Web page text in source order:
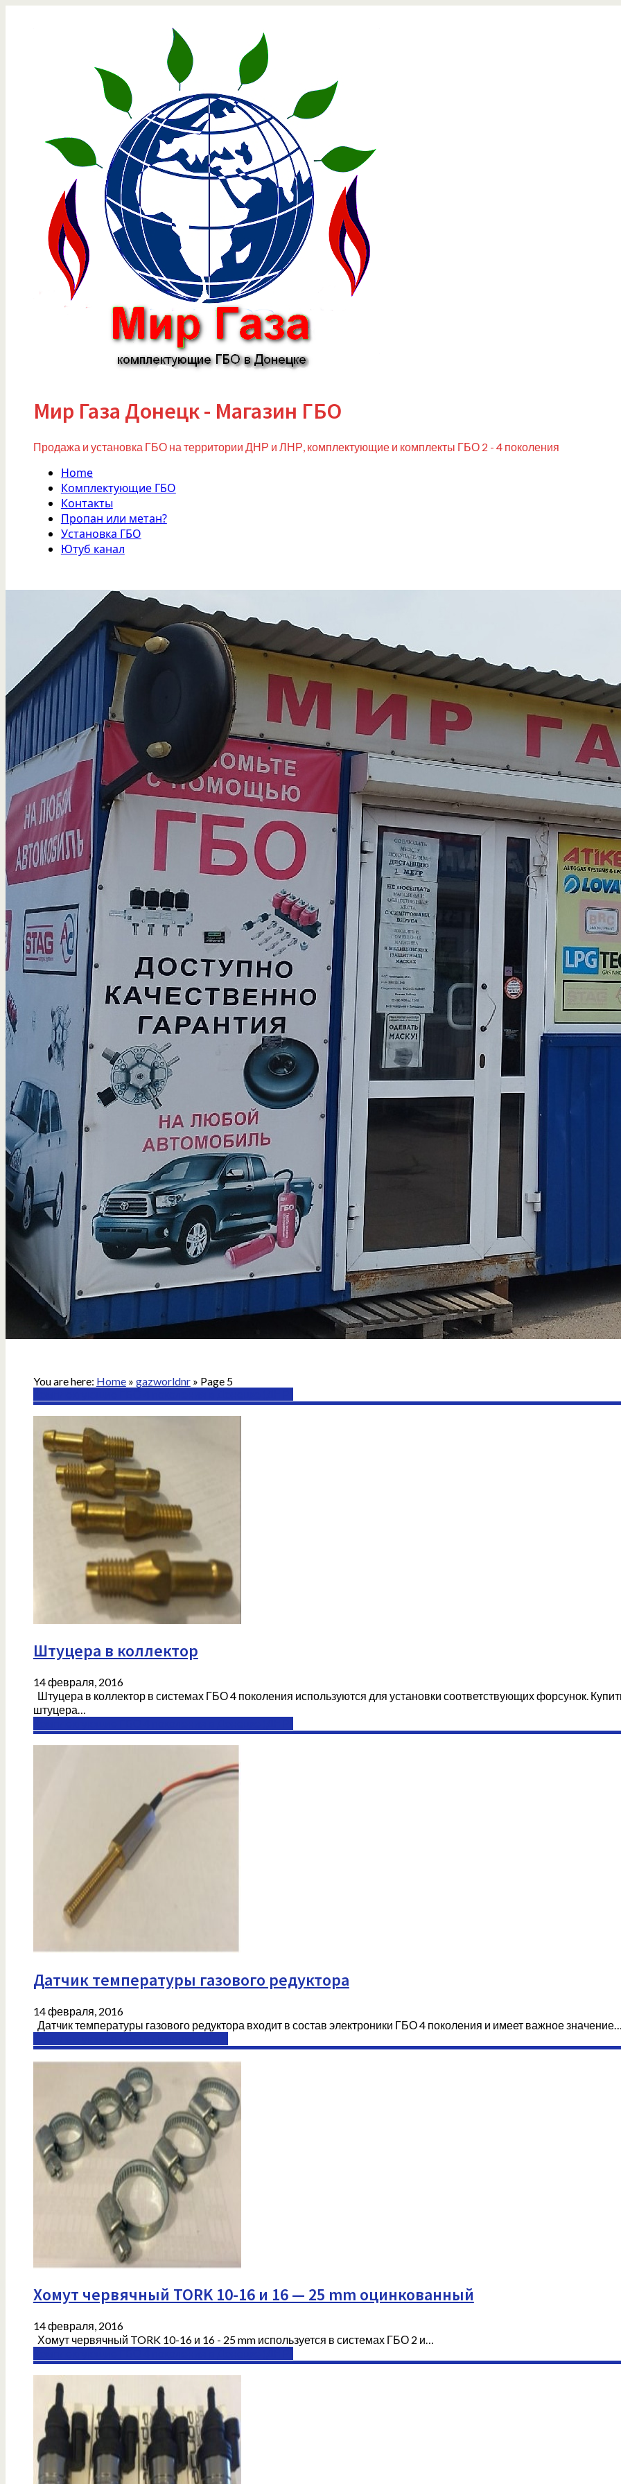
Мир Газа Донецк - Магазин ГБО
Продажа и установка ГБО на территории ДНР и ЛНР, комплектующие и комплекты ГБО 2 - 4 поколения
Home
Комплектующие ГБО
Контакты
Пропан или метан?
Установка ГБО
Ютуб канал
You are here: Home» gazworldnr» Page 5
Штуцера в коллектор
14 февраля, 2016
Штуцера в коллектор в системах ГБО 4 поколения используются для установки соответствующих форсунок.
штуцера…
Датчик температуры газового редуктора
14 февраля, 2016
Датчик температуры газового редуктора входит в состав электроники ГБО 4 поколения и имеет важное
Хомут червячный TORK 10-16 и 16 — 25 mm оцинкованный
14 февраля, 2016
Хомут червячный TORK 10-16 и 16 - 25 mm используется в системах ГБО 2 и…